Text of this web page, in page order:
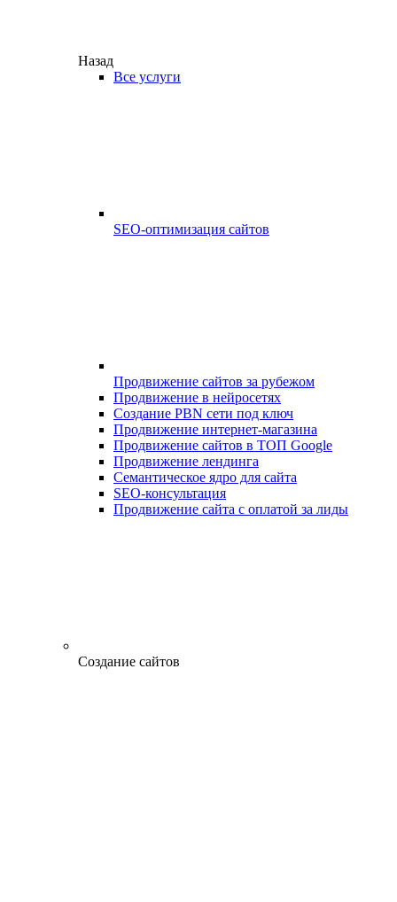
Назад
Все услуги
SEO-оптимизация сайтов
Продвижение сайтов за рубежом
Продвижение в нейросетях
Создание PBN сети под ключ
Продвижение интернет-магазина
Продвижение сайтов в ТОП Google
Продвижение лендинга
Семантическое ядро для сайта
SEO-консультация
Продвижение сайта с оплатой за лиды
Создание сайтов